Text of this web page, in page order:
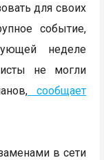
для своих
событие,
неделе
не могли
сообщает
в сети